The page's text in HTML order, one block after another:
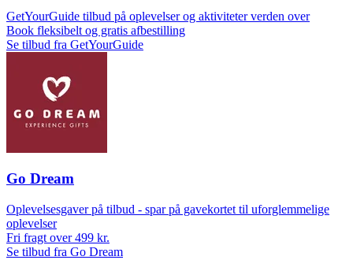
GetYourGuide tilbud på oplevelser og aktiviteter verden over
Book fleksibelt og gratis afbestilling
Se tilbud fra GetYourGuide
Go Dream
Oplevelsesgaver på tilbud - spar på gavekortet til uforglemmelige
oplevelser
Fri fragt over 499 kr.
Se tilbud fra Go Dream